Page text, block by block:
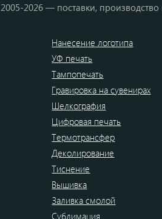
2026 — поставки,
Нанесение логотипа
УФ печать
Тампопечать
Гравировка на сувенирах
Шелкография
Цифровая печать
Термотрансфер
Деколирование
Тиснение
Вышивка
Заливка смолой
Сублимация